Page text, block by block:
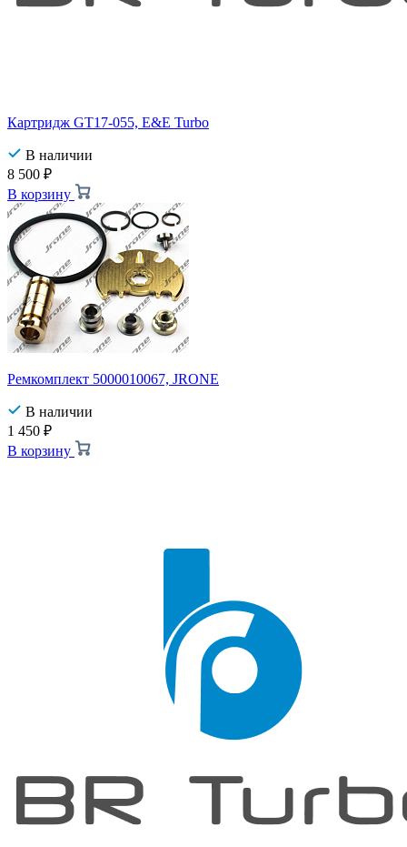
Картридж GT17-055, E&E Turbo
В наличии
8 500 ₽
В корзину
Ремкомплект 5000010067, JRONE
В наличии
1 450 ₽
В корзину